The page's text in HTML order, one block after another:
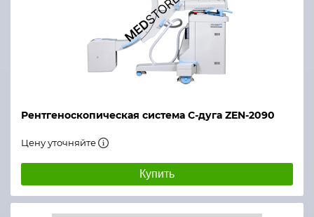
Рентгеноскопическая система С-дуга ZEN-2090
Цену уточняйте
Купить